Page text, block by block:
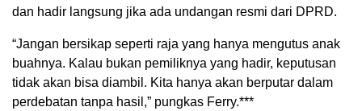
dan hadir langsung jika ada undangan resmi dari DPRD.
“Jangan bersikap seperti raja yang hanya mengutus anak
buahnya. Kalau bukan pemiliknya yang hadir, keputusan
tidak akan bisa diambil. Kita hanya akan berputar dalam
perdebatan tanpa hasil,” pungkas Ferry.***